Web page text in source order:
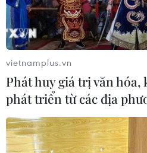
đấu giành tấm vé bán kết
07/08/2026 08:41
Cục diện ASEAN Cup: Việt
quyết giành ngôi đầu, Thái
có thể bị loại
07/08/2026 02:29
vietnamplus.vn
Phát huy giá trị văn hóa,
phát triển từ các địa